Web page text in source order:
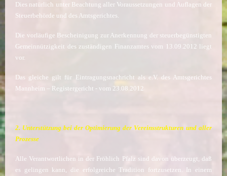
Dies natürlich unter Beachtung aller Voraussetzungen und Auflagen der
Steuerbehörde und des Amtsgerichtes.
Die vorläufige Bescheinigung zur Anerkennung der steuerbegünstigten
Gemeinnützigkeit des zuständigen Finanzamtes vom 13.09.2012 liegt
vor.
Das gleiche gilt für Eintragungsnachricht als e.V. des Amtsgerichtes
Mannheim – Registergericht - vom 23.08.2012
2. Unterstützung bei der Optimierung der Vereinsstrukturen und aller
Prozesse
Alle Verantwortlichen in der Fröhlich Pfalz sind davon überzeugt, daß
es gelingen kann, die erfolgreiche Tradition fortzusetzen. In einem